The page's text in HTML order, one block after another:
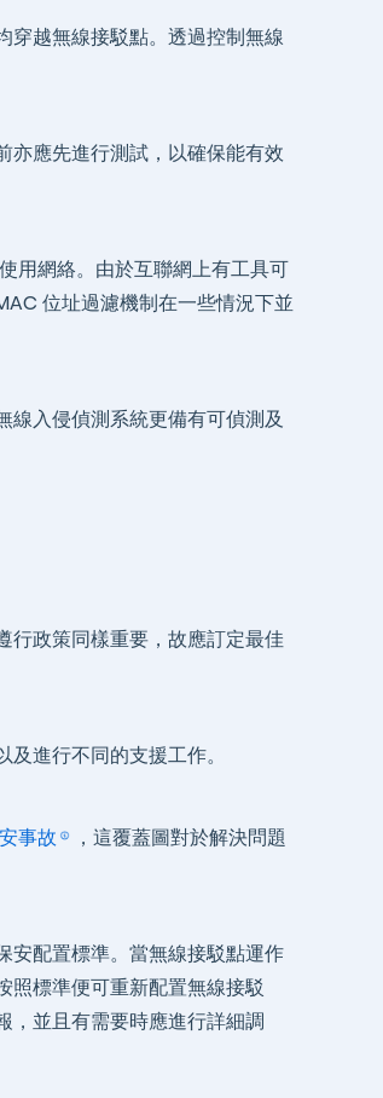
穿越無線接駁點。透過控制無線
亦應先進行測試，以確保能有效
用網絡。由於互聯網上有工具可
位址過濾機制在一些情況下並
線入侵偵測系統更備有可偵測及
行政策同樣重要，故應訂定最佳
進行不同的支援工作。
事故
，這覆蓋圖對於解決問題
安配置標準。當無線接駁點運作
照標準便可重新配置無線接駁
，並且有需要時應進行詳細調